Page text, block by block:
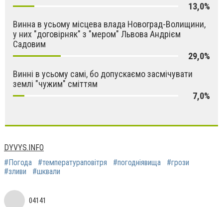
13,0%
Винна в усьому місцева влада Новоград-Волищини,
у них "договірняк" з "мером" Львова Андрієм
Садовим
29,0%
Винні в усьому самі, бо допускаємо засмічувати
землі "чужим" сміттям
7,0%
DYVYS.INFO
#Погода
#температураповітря #погодніявища
#грози
#зливи
#шквали
04141